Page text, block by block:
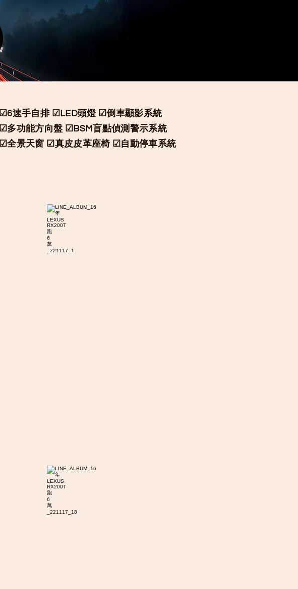
☑6速手自排 ☑LED頭燈 ☑倒車顯影系統
☑多功能方向盤 ☑BSM盲點偵測警示系統
☑全景天窗 ☑真皮皮革座椅 ☑自動停車系統